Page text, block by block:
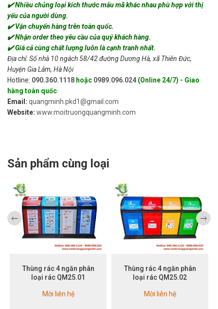
✔️ Nhiều chủng loại kích thước mẫu mã khác nhau phù hợp với thị
yếu của người dùng.
✔️ Vận chuyển hàng trên toàn quốc.
✔️ Nhận order theo yêu cầu của quý khách hàng.
✔️ Giá cả cùng chất lượng luôn là cạnh tranh nhất.
Địa chỉ: Số nhà 10 ngách 58/42 đường Dương Hà, xã Thiên Đức,
Huyện Gia Lâm, Hà Nội
Hotline: 090.360.1118 hoặc 0989.096.024 (Online 24/7) - Giao
hàng toàn quốc
Email: quangminh.pkd1@gmail.com
Website: www.moitruongquangminh.com
Sản phẩm cùng loại
Thùng rác 4 ngăn phân
loại rác QM25.01
Mời liên hệ
Thùng rác 4 ngăn phân
loại rác QM25.02
Mời liên hệ